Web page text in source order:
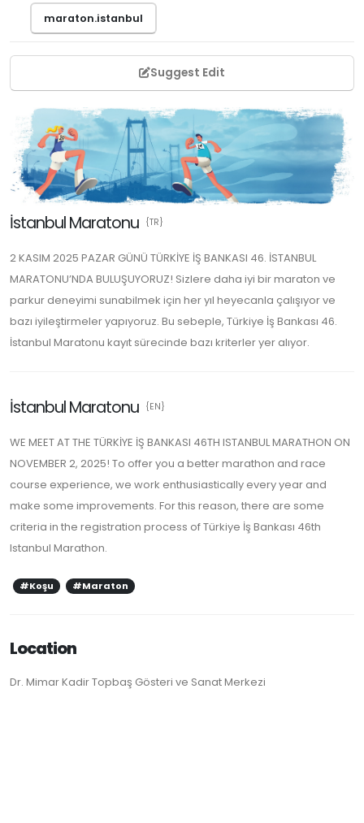
maraton.istanbul
Suggest Edit
İstanbul Maratonu {TR}
2 KASIM 2025 PAZAR GÜNÜ TÜRKİYE İŞ BANKASI 46. İSTANBUL
MARATONU’NDA BULUŞUYORUZ! Sizlere daha iyi bir maraton ve
parkur deneyimi sunabilmek için her yıl heyecanla çalışıyor ve
bazı iyileştirmeler yapıyoruz. Bu sebeple, Türkiye İş Bankası 46.
İstanbul Maratonu kayıt sürecinde bazı kriterler yer alıyor.
İstanbul Maratonu {EN}
WE MEET AT THE TÜRKİYE İŞ BANKASI 46TH ISTANBUL MARATHON ON
NOVEMBER 2, 2025! To offer you a better marathon and race
course experience, we work enthusiastically every year and
make some improvements. For this reason, there are some
criteria in the registration process of Türkiye İş Bankası 46th
Istanbul Marathon.
#Koşu #Maraton
Location
Dr. Mimar Kadir Topbaş Gösteri ve Sanat Merkezi